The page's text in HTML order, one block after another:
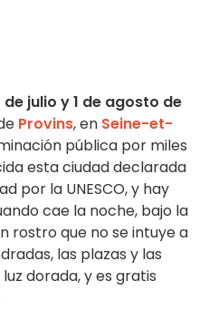
de julio y 1 de agosto de
Provins, en Seine-et-
pública por miles
esta ciudad declarada
por la UNESCO, y hay
cae la noche, bajo la
rostro que no se intuye a
las plazas y las
dorada, y es gratis